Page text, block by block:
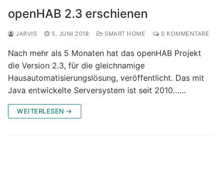
openHAB 2.3 erschienen
JARVIS 5. JUNI 2018 SMART HOME 0 KOMMENTARE
Nach mehr als 5 Monaten hat das openHAB Projekt
die Version 2.3, für die gleichnamige
Hausautomatisierungslösung, veröffentlicht. Das mit
Java entwickelte Serversystem ist seit 2010……
WEITERLESEN →